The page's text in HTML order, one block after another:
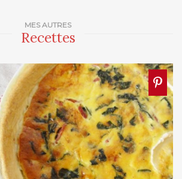
MES AUTRES
Recettes